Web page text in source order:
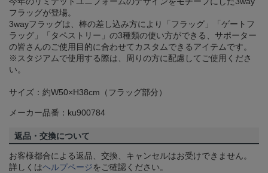
フラッグが登場。
3wayフラッグは、棒の差し込み方により「フラッグ」「ゲートフ
ラッグ」「タペストリー」の3種類の使い方ができる、サポーター
の皆さんのご使用目的に合わせてカスタムできるアイテムです。
※スタジアムで使用する際は、周りの方に配慮してご使用くださ
い。
サイズ：約W50×H38cm（フラッグ部分）
メーカー品番：ku900784
返品・交換について
お客様都合による返品、交換、キャンセルはお受けできません。
詳しくはヘルプページをご確認ください。